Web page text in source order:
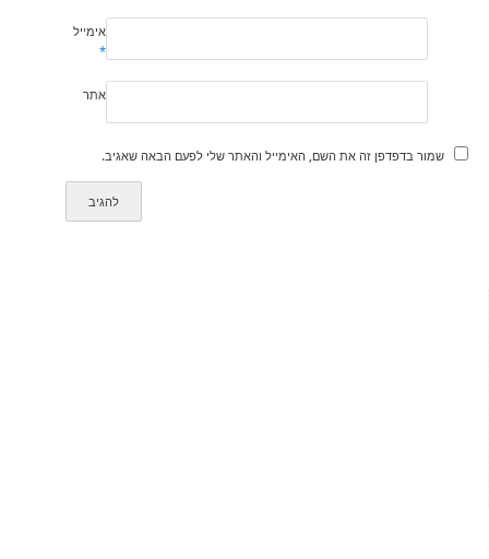
אימייל
*
אתר
שמור בדפדפן זה את השם, האימייל והאתר שלי לפעם הבאה שאגיב.